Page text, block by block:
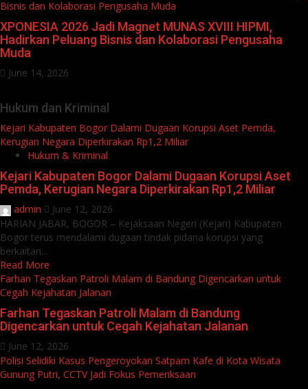
Bisnis dan Kolaborasi Pengusaha Muda
XPONESIA 2026 Jadi Magnet MUNAS XVIII HIPMI,
Hadirkan Peluang Bisnis dan Kolaborasi Pengusaha
Muda
June 14, 2026
Hukum dan Kriminal
Kejari Kabupaten Bogor Dalami Dugaan Korupsi Aset Pemda,
Kerugian Negara Diperkirakan Rp1,2 Miliar
Hukum & Kriminal
Kejari Kabupaten Bogor Dalami Dugaan Korupsi Aset
Pemda, Kerugian Negara Diperkirakan Rp1,2 Miliar
admin
June 12, 2026
HARIAN JABAR, BOGOR – Kejaksaan Negeri (Kejari) Kabupaten
Bogor terus mendalami dugaan tindak pidana korupsi yang
berkaitan...
Read More
Farhan Tegaskan Patroli Malam di Bandung Digencarkan untuk
Cegah Kejahatan Jalanan
Farhan Tegaskan Patroli Malam di Bandung
Digencarkan untuk Cegah Kejahatan Jalanan
June 12, 2026
Polisi Selidiki Kasus Pengeroyokan Satpam Kafe di Kota Wisata
Gunung Putri, CCTV Jadi Fokus Pemeriksaan